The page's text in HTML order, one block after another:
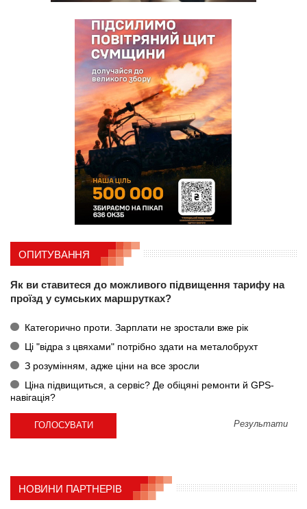
ОПИТУВАННЯ
Як ви ставитеся до можливого підвищення тарифу на
проїзд у сумських маршрутках?
Категорично проти. Зарплати не зростали вже рік
Ці "відра з цвяхами" потрібно здати на металобрухт
З розумінням, адже ціни на все зросли
Ціна підвищиться, а сервіс? Де обіцяні ремонти й GPS-
навігація?
Результати
НОВИНИ ПАРТНЕРІВ